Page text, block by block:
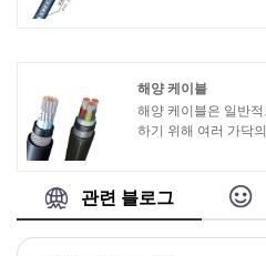
해양 케이블
해양 케이블은 일반
하기 위해 여러 가닥
을 보장하기 위해 특
관련 블로그